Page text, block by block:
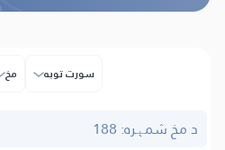
سورت توبه مخ
د مخ شمېره: 188